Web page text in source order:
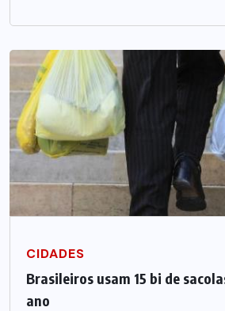
CIDADES
Brasileiros usam 15 bi de
ano